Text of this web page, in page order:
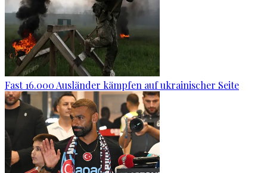
Fast 16.000 Ausländer kämpfen auf ukrainischer Seite